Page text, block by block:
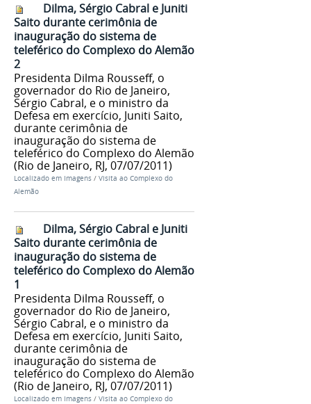
Dilma, Sérgio Cabral e Juniti
Saito durante cerimônia de
inauguração do sistema de
teleférico do Complexo do Alemão
2
Presidenta Dilma Rousseff, o
governador do Rio de Janeiro,
Sérgio Cabral, e o ministro da
Defesa em exercício, Juniti Saito,
durante cerimônia de
inauguração do sistema de
teleférico do Complexo do Alemão
(Rio de Janeiro, RJ, 07/07/2011)
Localizado em Imagens / Visita ao Complexo do
Alemão
Dilma, Sérgio Cabral e Juniti
Saito durante cerimônia de
inauguração do sistema de
teleférico do Complexo do Alemão
1
Presidenta Dilma Rousseff, o
governador do Rio de Janeiro,
Sérgio Cabral, e o ministro da
Defesa em exercício, Juniti Saito,
durante cerimônia de
inauguração do sistema de
teleférico do Complexo do Alemão
(Rio de Janeiro, RJ, 07/07/2011)
Localizado em Imagens / Visita ao Complexo do